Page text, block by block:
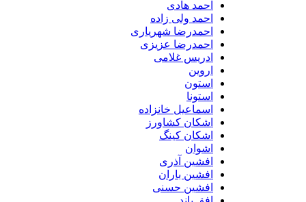
احمد هادی
احمد ولی زاده
احمدرضا شهریاری
احمدرضا عزیزی
ادریس غلامی
اروین
استون
استونا
اسماعیل خانزاده
اشکان کشاورز
اشکان کینگ
اشوان
افشین آذری
افشین باران
افشین حسنی